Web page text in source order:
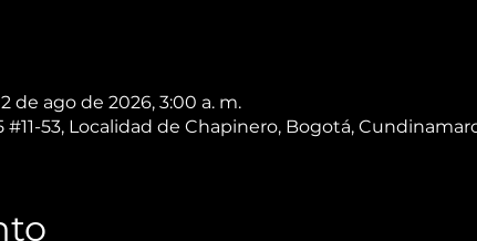
de ago de 2026, 3:00 a. m.
#11-53, Localidad de Chapinero, Bogotá,